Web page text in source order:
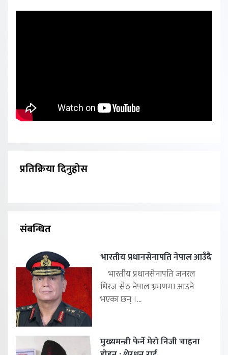
प्रतिक्रिया दिनुहोस
संबन्धित
भारतीय प्रधानसेनापति नेपाल आउँदै
भारतीय प्रधानसेनापति जनरल
धिरज सेठ नेपाल भ्रमणमा आउने
भएका छन् ।...
मुख्यमन्त्री फेर्ने मेरो निजी चाहना